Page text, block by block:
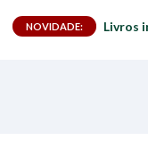
NOVIDADE: Livros